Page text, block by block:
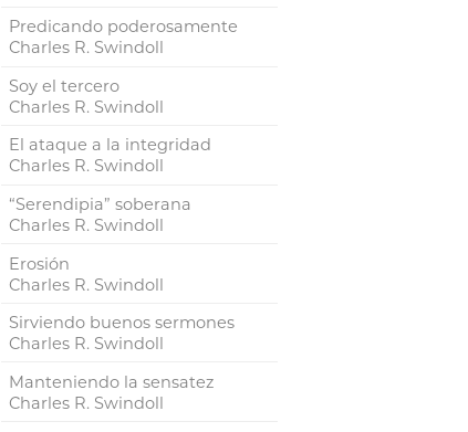
Predicando poderosamente
Charles R. Swindoll
Soy el tercero
Charles R. Swindoll
El ataque a la integridad
Charles R. Swindoll
“Serendipia” soberana
Charles R. Swindoll
Erosión
Charles R. Swindoll
Sirviendo buenos sermones
Charles R. Swindoll
Manteniendo la sensatez
Charles R. Swindoll